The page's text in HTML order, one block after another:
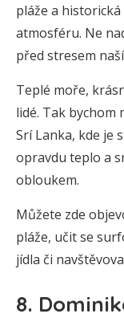
pláže a
atmosféru. Ne
před stresem
Teplé moře,
lidé. Tak
Srí Lanka, kde je
opravdu teplo a
obloukem.
Můžete zde
pláže, učit se
jídla či
8.